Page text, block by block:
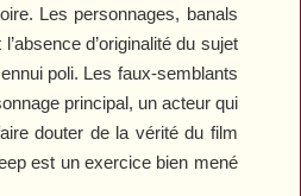
Les personnages, banals
d’originalité du sujet
poli. Les faux-semblants
principal, un acteur qui
douter de la vérité du film
est un exercice bien mené